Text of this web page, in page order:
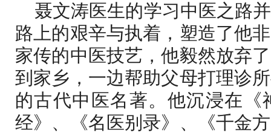
聂文涛医生的学习中医之路
路上的艰辛与执着，塑造了他
家传的中医技艺，他毅然放弃
到家乡，一边帮助父母打理诊
的古代中医名著。他沉浸在
经》、《名医别录》、《千金